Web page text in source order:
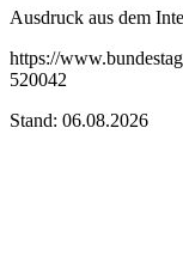
Ausdruck aus dem
https://
520042
Stand: 06.08.2026